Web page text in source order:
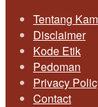
Tentang
Disclaimer
Kode Etik
Pedoman
Privacy
Contact